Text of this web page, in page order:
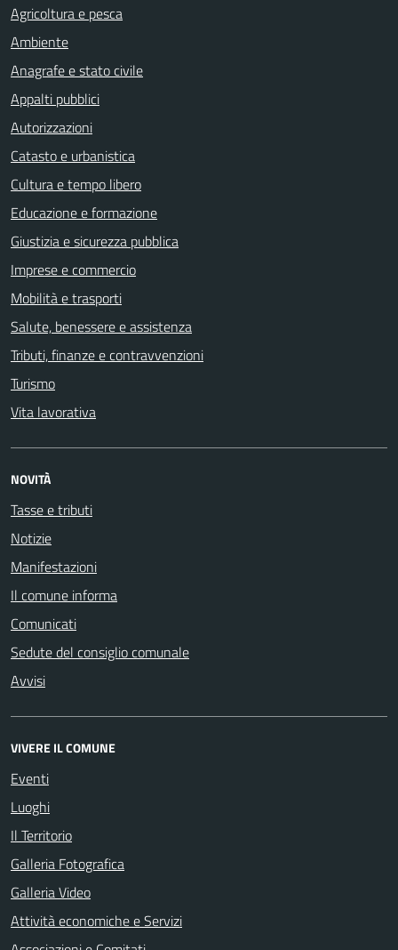
Agricoltura e pesca
Ambiente
Anagrafe e stato civile
Appalti pubblici
Autorizzazioni
Catasto e urbanistica
Cultura e tempo libero
Educazione e formazione
Giustizia e sicurezza pubblica
Imprese e commercio
Mobilità e trasporti
Salute, benessere e assistenza
Tributi, finanze e contravvenzioni
Turismo
Vita lavorativa
NOVITÀ
Tasse e tributi
Notizie
Manifestazioni
Il comune informa
Comunicati
Sedute del consiglio comunale
Avvisi
VIVERE IL COMUNE
Eventi
Luoghi
Il Territorio
Galleria Fotografica
Galleria Video
Attività economiche e Servizi